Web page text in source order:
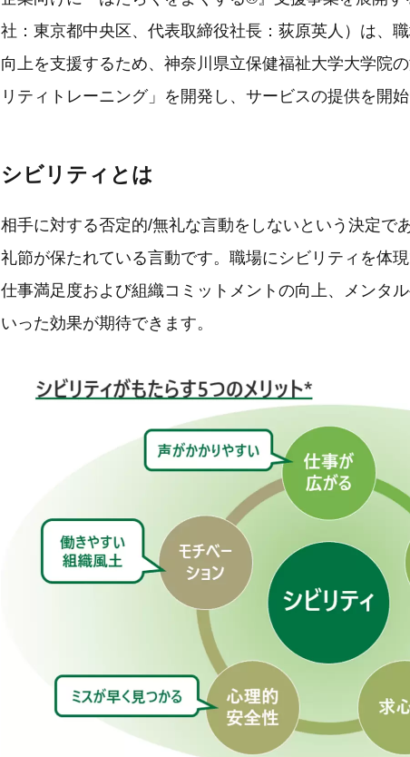
社：東京都中央区、代表取締役社長：荻原英人）は、
向上を支援するため、神奈川県立保健福祉大学大学院
リティトレーニング」を開発し、サービスの提供を開始
シビリティとは
相手に対する否定的/無礼な言動をしないという決定で
礼節が保たれている言動です。職場にシビリティを体
仕事満足度および組織コミットメントの向上、メンタ
いった効果が期待できます。